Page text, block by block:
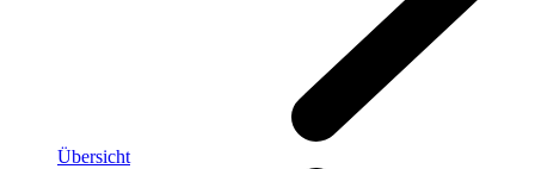
Übersicht